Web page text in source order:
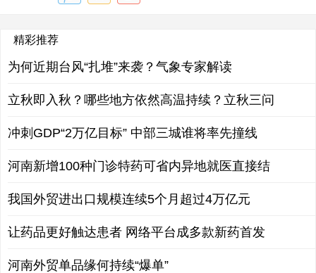
精彩推荐
为何近期台风“扎堆”来袭？气象专家解读
立秋即入秋？哪些地方依然高温持续？立秋三问
冲刺GDP“2万亿目标” 中部三城谁将率先撞线
河南新增100种门诊特药可省内异地就医直接结
我国外贸进出口规模连续5个月超过4万亿元
让药品更好触达患者 网络平台成多款新药首发
河南外贸单品缘何持续“爆单”